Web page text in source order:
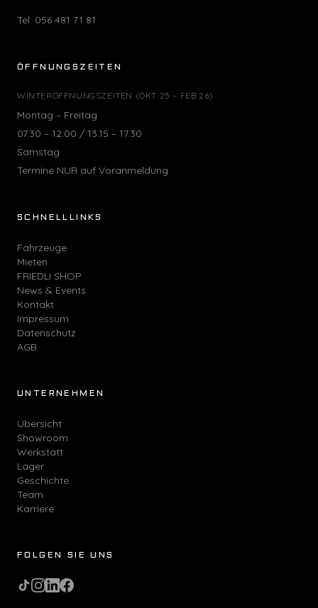
Tel: 056 481 71 81
ÖFFNUNGSZEITEN
WINTERÖFFNUNGSZEITEN (OKT 25 – FEB 26)
Montag – Freitag
07.30 – 12.00 / 13.15 – 17.30
Samstag
Termine NUR auf Voranmeldung
SCHNELLLINKS
Fahrzeuge
Mieten
FRIEDLI SHOP
News & Events
Kontakt
Impressum
Datenschutz
AGB
UNTERNEHMEN
Übersicht
Showroom
Werkstatt
Lager
Geschichte
Team
Karriere
FOLGEN SIE UNS